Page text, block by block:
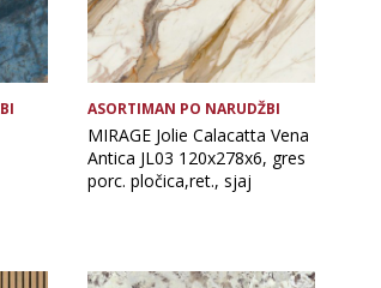
ASORTIMAN PO NARUDŽBI
MIRAGE Jolie Calacatta Vena
Antica JL03 120x278x6, gres
porc. pločica,ret., sjaj